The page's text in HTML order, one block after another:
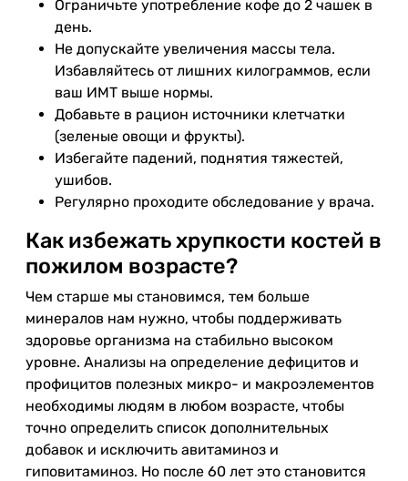
Ограничьте употребление кофе до 2 чашек в
день.
Не допускайте увеличения массы тела.
Избавляйтесь от лишних килограммов, если
ваш ИМТ выше нормы.
Добавьте в рацион источники клетчатки
(зеленые овощи и фрукты).
Избегайте падений, поднятия тяжестей,
ушибов.
Регулярно проходите обследование у врача.
Как избежать хрупкости костей в
пожилом возрасте?
Чем старше мы становимся, тем больше
минералов нам нужно, чтобы поддерживать
здоровье организма на стабильно высоком
уровне. Анализы на определение дефицитов и
профицитов полезных микро- и макроэлементов
необходимы людям в любом возрасте, чтобы
точно определить список дополнительных
добавок и исключить авитаминоз и
гиповитаминоз. Но после 60 лет это становится